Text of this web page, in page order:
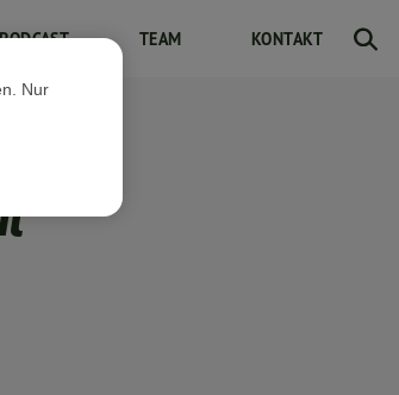
PODCAST TEAM KONTAKT
Nur